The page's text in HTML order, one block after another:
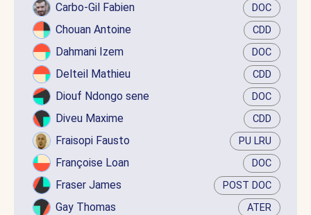
Carbo-Gil Fabien DOC
Chouan Antoine CDD
Dahmani Izem DOC
Delteil Mathieu CDD
Diouf Ndongo sene DOC
Diveu Maxime CDD
Fraisopi Fausto PU LRU
Françoise Loan DOC
Fraser James POST DOC
Gay Thomas ATER